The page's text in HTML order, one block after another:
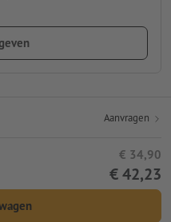
Aanvragen
€ 34,90
€ 42,23